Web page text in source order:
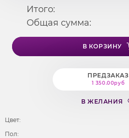
Итого:
Общая сумма:
В КОРЗИНУ
ПРЕДЗАКАЗ
1 350.00руб
В ЖЕЛАНИЯ
Цвет:
Пол: